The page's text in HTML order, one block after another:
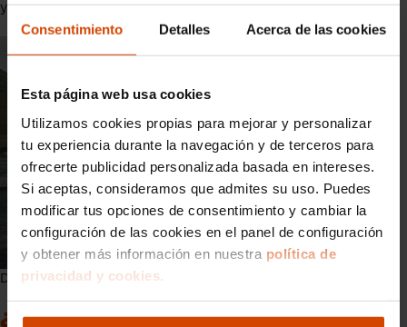
Consentimiento Detalles Acerca de las cookies
Esta página web usa cookies
Utilizamos cookies propias para mejorar y personalizar
tu experiencia durante la navegación y de terceros para
ofrecerte publicidad personalizada basada en intereses.
Si aceptas, consideramos que admites su uso. Puedes
modificar tus opciones de consentimiento y cambiar la
configuración de las cookies en el panel de configuración
y obtener más información en nuestra política de
privacidad y cookies.
y elBoxster.
Despedida del Cayman y Boxster
¿El fin de una era o el comienzo de